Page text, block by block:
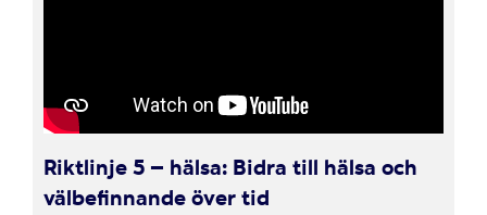
Riktlinje 5 – hälsa: Bidra till hälsa och
välbefinnande över tid